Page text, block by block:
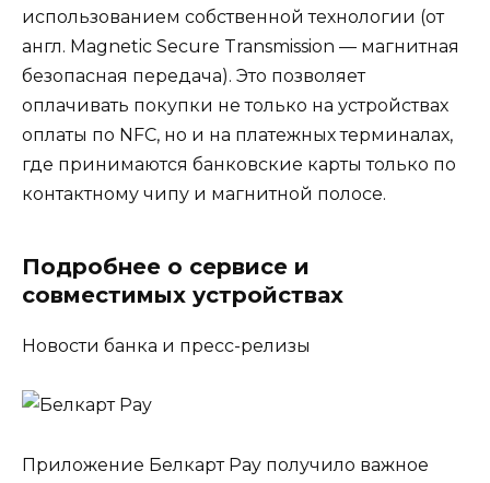
использованием собственной технологии (от
англ. Magnetic Secure Transmission — магнитная
безопасная передача). Это позволяет
оплачивать покупки не только на устройствах
оплаты по NFC, но и на платежных терминалах,
где принимаются банковские карты только по
контактному чипу и магнитной полосе.
Подробнее о сервисе и
совместимых устройствах
Новости банка и пресс-релизы
Приложение Белкарт Pay получило важное